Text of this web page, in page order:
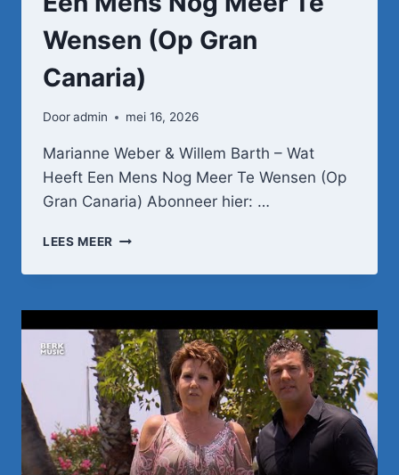
Wensen (Op Gran
Canaria)
Dooradmin mei 16, 2026
Marianne Weber & Willem Barth – Wat
Heeft Een Mens Nog Meer Te Wensen (Op
Gran Canaria) Abonneer hier: …
LEES MEER MARIANNE
&
BARTH
–
WAT
HEEFT
EEN
MENS
NOG
MEER
TE